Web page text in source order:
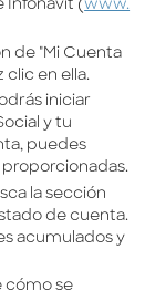
Infonavit (www.
de "Mi Cuenta
clic en ella.
iniciar
y tu
puedes
la sección
de cuenta.
acumulados y
cómo se